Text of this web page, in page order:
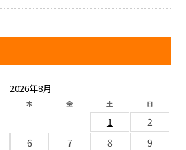
2026年8月
木 金 土 日
1
2
6 7 8
9